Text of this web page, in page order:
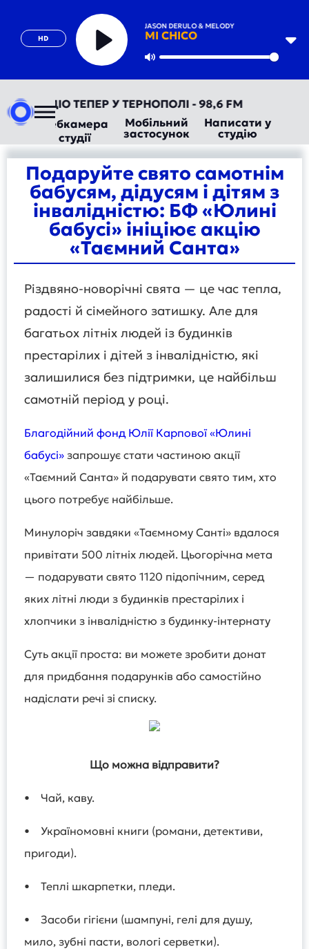
HD
DJ GOJA, JASON DERULO & MELODY
MI CHICO
Play
ТЕПЕР У ТЕРНОПОЛІ - 98,6 FM
Вебкамера
студії
Мобільний
застосунок
Написати у
студію
Подаруйте свято самотнім
бабусям, дідусям і дітям з
інвалідністю: БФ «Юлині
бабусі» ініціює акцію
«Таємний Санта»
Різдвяно-новорічні свята — це час тепла,
радості й сімейного затишку. Але для
багатьох літніх людей із будинків
престарілих і дітей з інвалідністю, які
залишилися без підтримки, це найбільш
самотній період у році.
Благодійний фонд Юлії Карпової «Юлині
бабусі» запрошує стати частиною акції
«Таємний Санта» й подарувати свято тим, хто
цього потребує найбільше.
Минулоріч завдяки «Таємному Санті» вдалося
привітати 500 літніх людей. Цьогорічна мета
— подарувати свято 1120 підопічним, серед
яких літні люди з будинків престарілих і
хлопчики з інвалідністю з будинку-інтернату
Суть акції проста: ви можете зробити донат
для придбання подарунків або самостійно
надіслати речі зі списку.
Що можна відправити?
• Чай, каву.
• Україномовні книги (романи, детективи,
пригоди).
• Теплі шкарпетки, пледи.
• Засоби гігієни (шампуні, гелі для душу,
мило, зубні пасти, вологі серветки).